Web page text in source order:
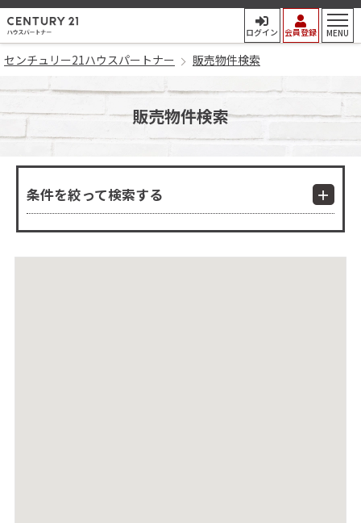
センチュリー21ハウスパート
ログイン 会員登録 MENU
センチュリー21ハウスパートナー 販売物件検索
販売物件検索
条件を絞って検索する